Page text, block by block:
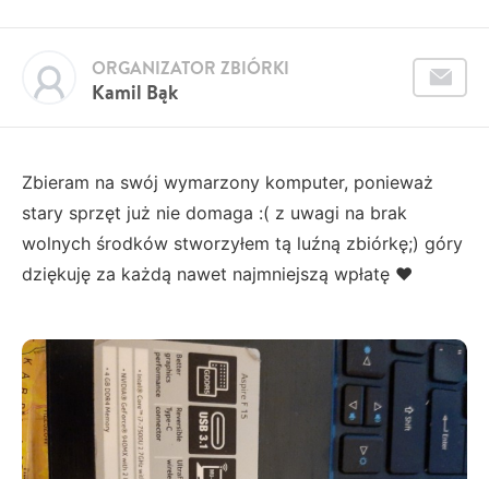
Kamil Bąk
ORGANIZATOR ZBIÓRKI
Zbieram na swój wymarzony komputer, ponieważ
stary sprzęt już nie domaga :( z uwagi na brak
wolnych środków stworzyłem tą luźną zbiórkę;) góry
dziękuję za każdą nawet najmniejszą wpłatę ❤